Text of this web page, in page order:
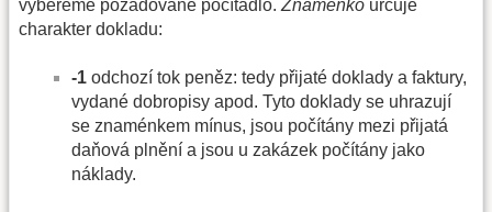
vybereme požadované počítadlo. Znaménko určuje
charakter dokladu:
-1 odchozí tok peněz: tedy přijaté doklady a faktury,
vydané dobropisy apod. Tyto doklady se uhrazují
se znaménkem mínus, jsou počítány mezi přijatá
daňová plnění a jsou u zakázek počítány jako
náklady.